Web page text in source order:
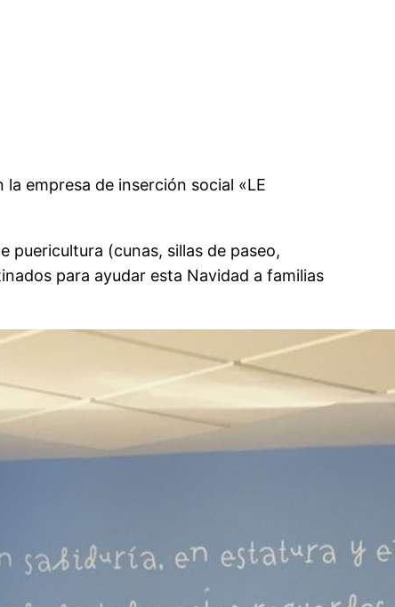
empresa de inserción social «LE
puericultura (cunas, sillas de paseo,
para ayudar esta Navidad a familias